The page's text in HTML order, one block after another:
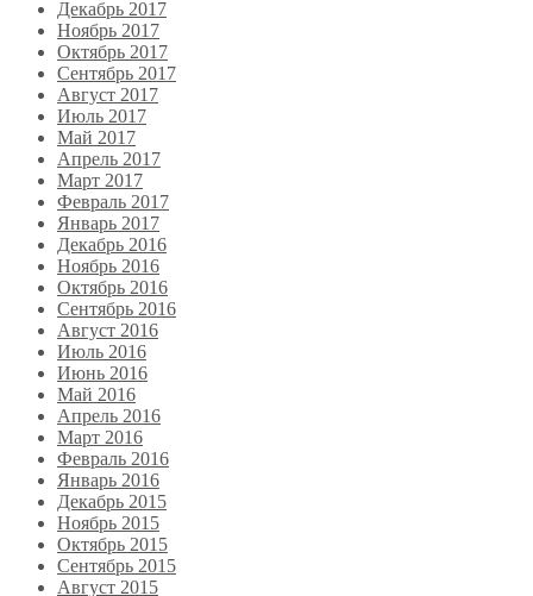
Декабрь 2017
Ноябрь 2017
Октябрь 2017
Сентябрь 2017
Август 2017
Июль 2017
Май 2017
Апрель 2017
Март 2017
Февраль 2017
Январь 2017
Декабрь 2016
Ноябрь 2016
Октябрь 2016
Сентябрь 2016
Август 2016
Июль 2016
Июнь 2016
Май 2016
Апрель 2016
Март 2016
Февраль 2016
Январь 2016
Декабрь 2015
Ноябрь 2015
Октябрь 2015
Сентябрь 2015
Август 2015